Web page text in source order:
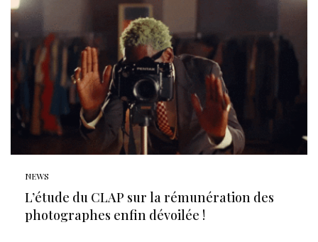
NEWS
L’étude du CLAP sur la rémunération des
photographes enfin dévoilée !